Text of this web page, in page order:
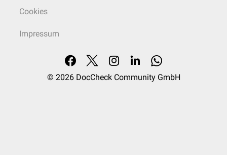
Cookies
Impressum
© 2026 DocCheck Community GmbH